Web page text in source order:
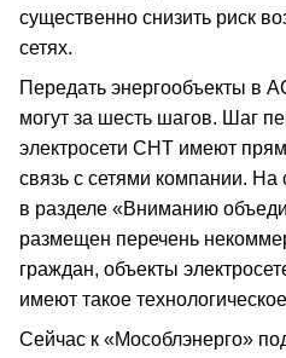
существенно снизить риск
сетях.
Передать энергообъекты в
могут за шесть шагов. Шаг
электросети СНТ имеют
связь с сетями компании.
в разделе «Вниманию
размещен перечень
граждан, объекты
имеют такое
Сейчас к «Мособлэнерго»